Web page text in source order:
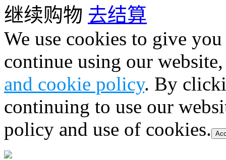
继续购物 去结算
We use cookies to give
continue using our
and cookie policy. By
continuing to use our
policy and use of cookies.